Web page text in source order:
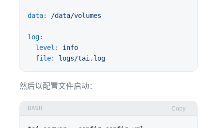
data: /data/volumes
log:
level:
info
file:
logs/tai.log
然后以配置文件启动：
BASH Copy